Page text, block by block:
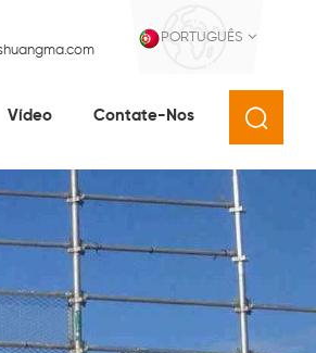
PORTUGUÊS
Vídeo Contate-Nos